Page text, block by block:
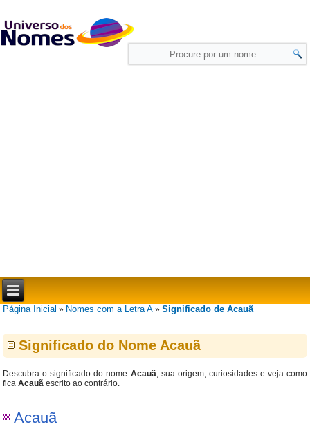
Página Inicial » Nomes com a Letra A »Significado de Acauã
Significado do Nome Acauã
Descubra o significado do nome Acauã, sua origem, curiosidades e veja como
ficaAcauã escrito ao contrário.
Acauã